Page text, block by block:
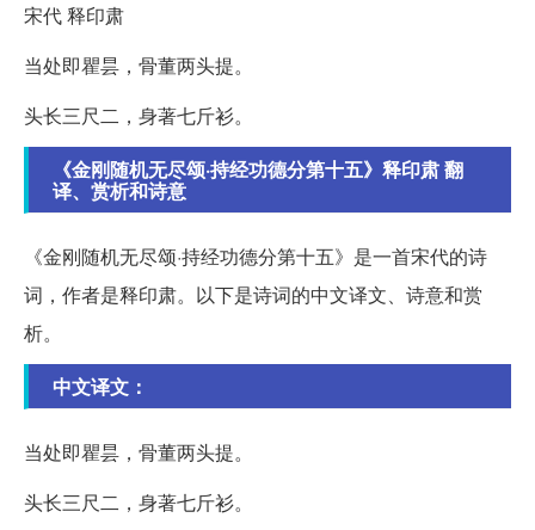
宋代 释印肃
当处即瞿昙，骨董两头提。
头长三尺二，身著七斤衫。
《金刚随机无尽颂·持经功德分第十五》释印肃 翻
译、赏析和诗意
《金刚随机无尽颂·持经功德分第十五》是一首宋代的诗
词，作者是释印肃。以下是诗词的中文译文、诗意和赏
析。
中文译文：
当处即瞿昙，骨董两头提。
头长三尺二，身著七斤衫。